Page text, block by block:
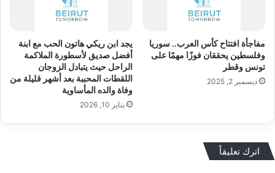
مفاجأة افتتاح كأس العرب.. سوريا
وفلسطين يحققان فوزًا مهمًا على
تونس وقطر
ديسمبر 2, 2025
يجد ابن ريكي هاتون الحب مع ابنة
أفضل صديق لأسطورة الملاكمة
الراحل حيث يتبادل الزوجان
اللقطات المحببة بعد أشهر قليلة من
وفاة والده المأساوية
يناير 10, 2026
اترك تعليقاً